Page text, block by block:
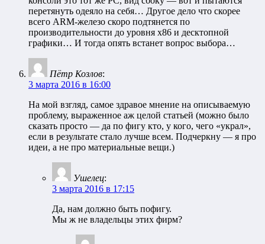
перетянуть одеяло на себя… Другое дело что скорее
всего ARM-железо скоро подтянется по
производительности до уровня x86 и десктопной
графики… И тогда опять встанет вопрос выбора…
Пётр Козлов:
3 марта 2016 в 16:00
На мой взгляд, самое здравое мнение на описываемую
проблему, выраженное аж целой статьей (можно было
сказать просто — да по фигу кто, у кого, чего «украл»,
если в результате стало лучше всем. Подчеркну — я про
идеи, а не про материальные вещи.)
Ушелец:
3 марта 2016 в 17:15
Да, нам должно быть пофигу.
Мы ж не владельцы этих фирм?